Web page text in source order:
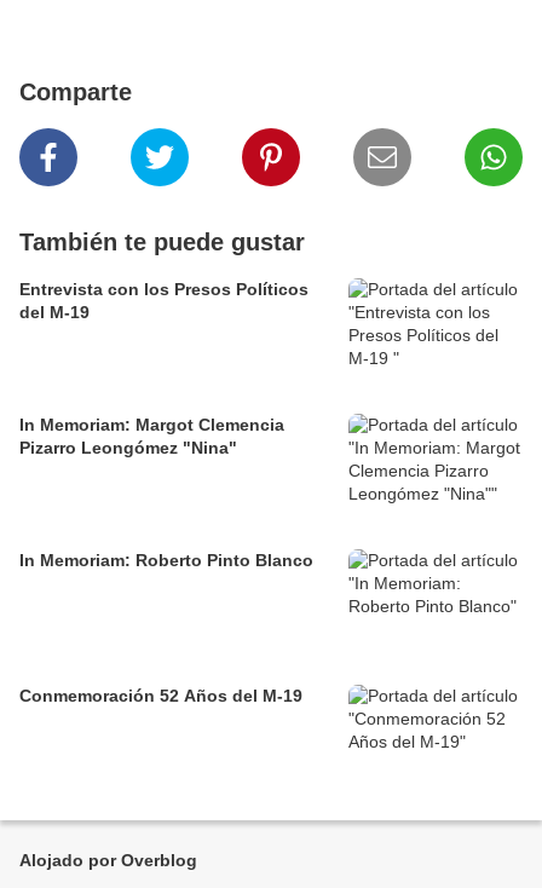
Comparte
También te puede gustar
Entrevista con los Presos Políticos
del M-19
In Memoriam: Margot Clemencia
Pizarro Leongómez "Nina"
In Memoriam: Roberto Pinto Blanco
Conmemoración 52 Años del M-19
Alojado por Overblog